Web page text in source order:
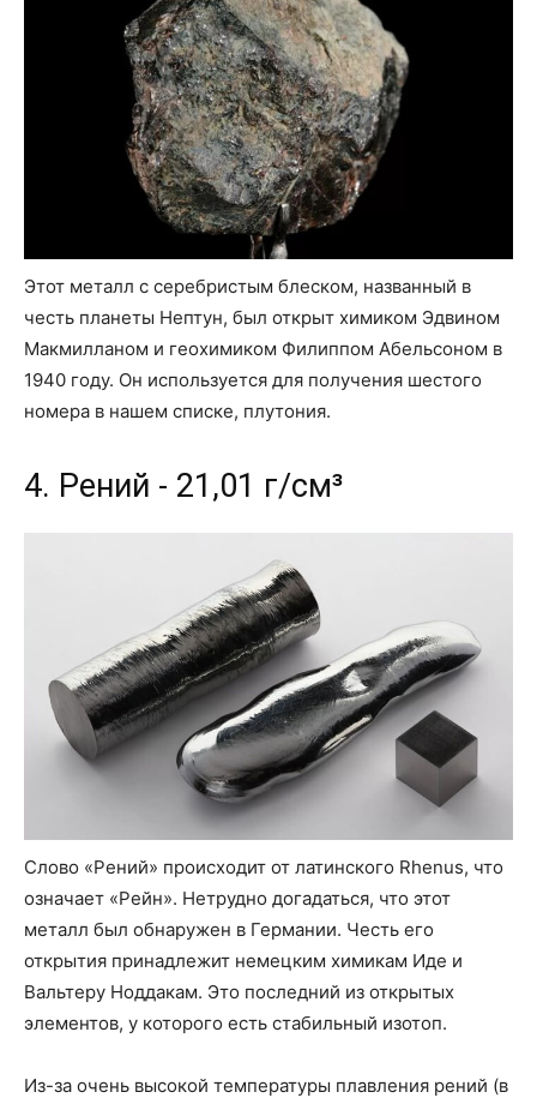
Этот металл с серебристым блеском, названный в
честь планеты Нептун, был открыт химиком Эдвином
Макмилланом и геохимиком Филиппом Абельсоном в
1940 году. Он используется для получения шестого
номера в нашем списке, плутония.
4. Рений - 21,01 г/см³
Слово «Рений» происходит от латинского Rhenus, что
означает «Рейн». Нетрудно догадаться, что этот
металл был обнаружен в Германии. Честь его
открытия принадлежит немецким химикам Иде и
Вальтеру Ноддакам. Это последний из открытых
элементов, у которого есть стабильный изотоп.
Из-за очень высокой температуры плавления рений (в